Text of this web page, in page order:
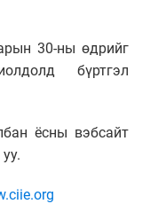
30-ны өдрийг
бүртгэл
ёсны вэбсайт